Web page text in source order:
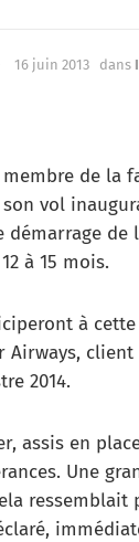
16 juin 2013 dans
membre de
son vol
démarrage
à 15 mois.
à
Airways,
2014.
assis en
Une